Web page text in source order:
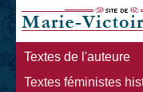
Textes de l'auteure
Textes féministes